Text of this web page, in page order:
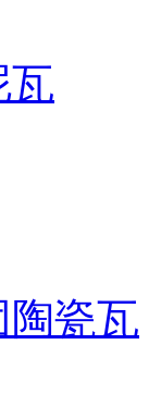
瓦
陶瓷瓦